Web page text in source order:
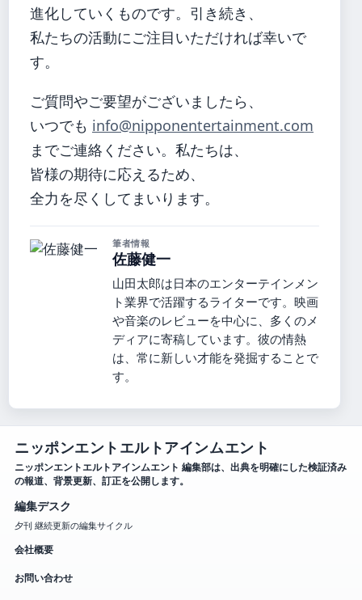
進化していくものです。引き続き、
私たちの活動にご注目いただければ幸いで
す。
ご質問やご要望がございましたら、
いつでも info@nipponentertainment.com
までご連絡ください。私たちは、
皆様の期待に応えるため、
全力を尽くしてまいります。
筆者情報
佐藤健一
山田太郎は日本のエンターテインメン
ト業界で活躍するライターです。映画
や音楽のレビューを中心に、多くのメ
ディアに寄稿しています。彼の情熱
は、常に新しい才能を発掘することで
す。
ニッポンエントエルトアインムエント
ニッポンエントエルトアインムエント 編集部は、出典を明確にした検証済み
の報道、背景更新、訂正を公開します。
編集デスク
夕刊 継続更新の編集サイクル
会社概要
お問い合わせ